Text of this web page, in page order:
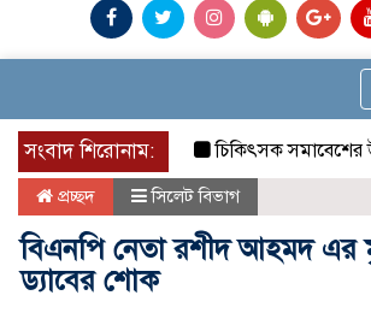
সংবাদ শিরোনাম:
চিকিৎসক সমাবেশের
প্রচ্ছদ সিলেট বিভাগ
বিএনপি নেতা রশীদ আহমদ এর
ড্যাবের শোক